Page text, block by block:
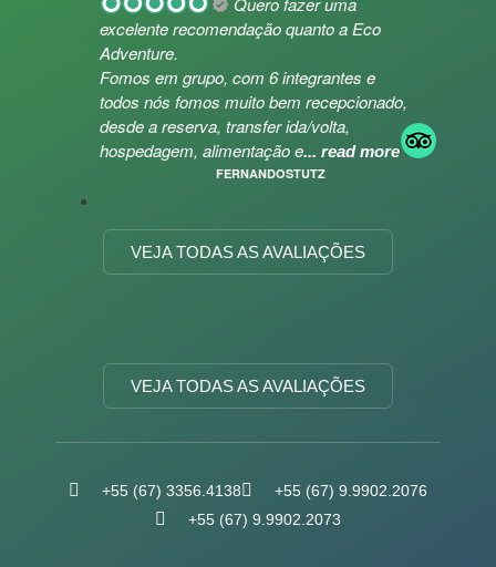
excelente recomendação quanto a Eco
Adventure.
Fomos em grupo, com 6 integrantes e
todos nós fomos muito bem recepcionado,
desde a reserva, transfer ida/volta,
hospedagem, alimentação e... read more
FERNANDOSTUTZ
VEJA TODAS AS AVALIAÇÕES
VEJA TODAS AS AVALIAÇÕES
+55 (67) 3356.4138
+55 (67) 9.9902.2076
+55 (67) 9.9902.2073